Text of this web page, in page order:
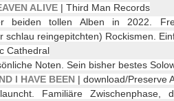
ALIVE | Third Man Records
beiden tollen Alben in 2022.
schlau reingepitchten) Rockismen.
Cathedral
Noten. Sein bisher bestes
I HAVE BEEN | download/Preserve
Familiäre Zwischenphase,